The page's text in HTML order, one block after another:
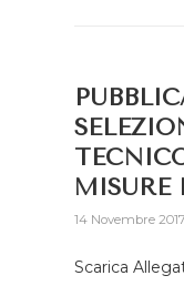
MISURE
14 Novembre 2017
Scarica